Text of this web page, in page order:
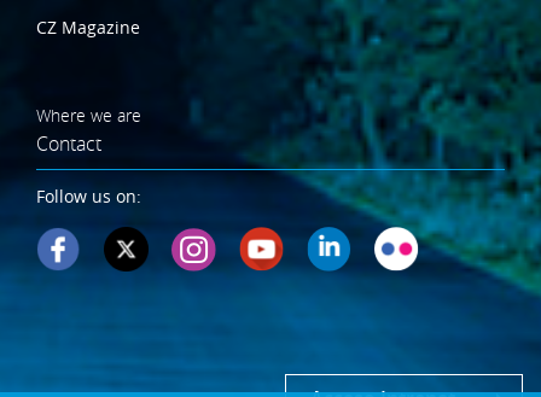
CZ Magazine
Where we are
Contact
Follow us on: